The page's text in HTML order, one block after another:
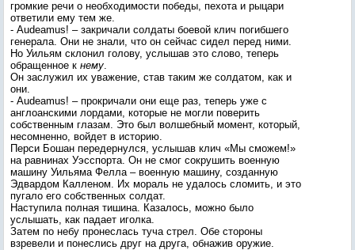
громкие речи о необходимости победы, пехота и рыцари
ответили ему тем же.
- Audeamus! – закричали солдаты боевой клич погибшего
генерала. Они не знали, что он сейчас сидел перед ними.
Но Уильям склонил голову, услышав это слово, теперь
обращенное к нему.
Он заслужил их уважение, став таким же солдатом, как и
они.
- Audeamus! – прокричали они еще раз, теперь уже с
англоанскими лордами, которые не могли поверить
собственным глазам. Это был волшебный момент, который,
несомненно, войдет в историю.
Перси Бошан передернулся, услышав клич «Мы сможем!»
на равнинах Уэсспорта. Он не смог сокрушить военную
машину Уильяма Фелла – военную машину, созданную
Эдвардом Калленом. Их мораль не удалось сломить, и это
пугало его собственных солдат.
Наступила полная тишина. Казалось, можно было
услышать, как падает иголка.
Затем по небу пронеслась туча стрел. Обе стороны
взревели и понеслись друг на друга, обнажив оружие.